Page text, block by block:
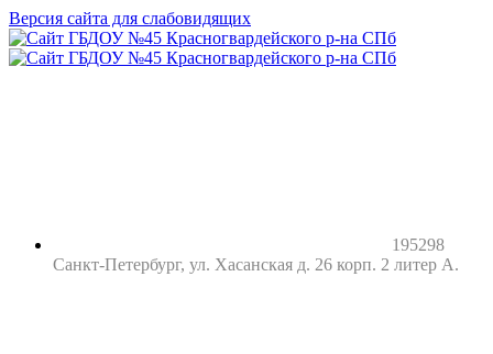
Версия сайта для слабовидящих
195298
Санкт-Петербург, ул. Хасанская д. 26 корп. 2 литер А.